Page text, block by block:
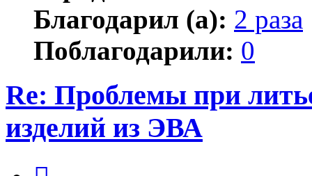
Благодарил (а): 2 раза
Поблагодарили: 0
Re: Проблемы при
изделий из ЭВА